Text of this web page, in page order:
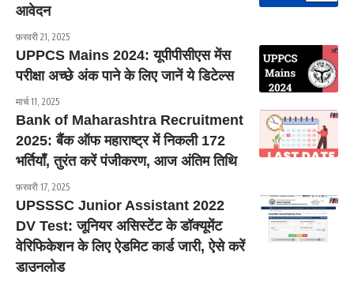
आवेदन
फ़रवरी 21, 2025
UPPCS Mains 2024: यूपीपीसीएस मेंस
परीक्षा अच्छे अंक पाने के लिए जानें ये डिटेल्स
मार्च 11, 2025
Bank of Maharashtra Recruitment
2025: बैंक ऑफ महाराष्ट्र में निकली 172
भर्तियाँ, तुरंत करें पंजीकरण, आज अंतिम तिथि
फ़रवरी 17, 2025
UPSSSC Junior Assistant 2022
DV Test: जूनियर असिस्टेंट के डॉक्यूमेंट
वेरिफिकेशन के लिए ऐडमिट कार्ड जारी, ऐसे करें
डाउनलोड